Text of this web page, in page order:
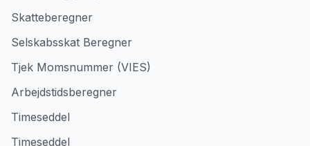
Skatteberegner
Selskabsskat Beregner
Tjek Momsnummer (VIES)
Arbejdstidsberegner
Timeseddel
Timeseddel